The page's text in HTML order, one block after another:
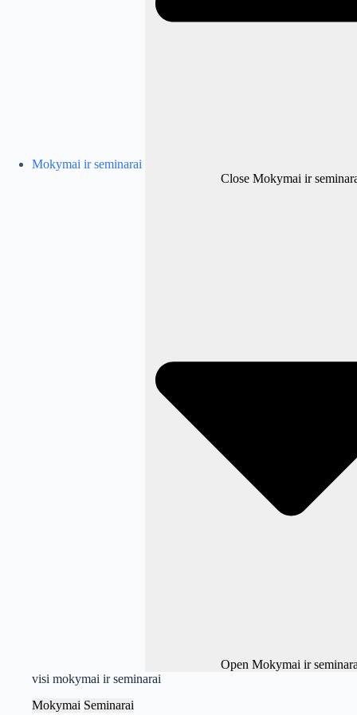
Mokymai ir seminarai
Close Mokymai ir
Open Mokymai ir
visi mokymai ir seminarai
Mokymai Seminarai